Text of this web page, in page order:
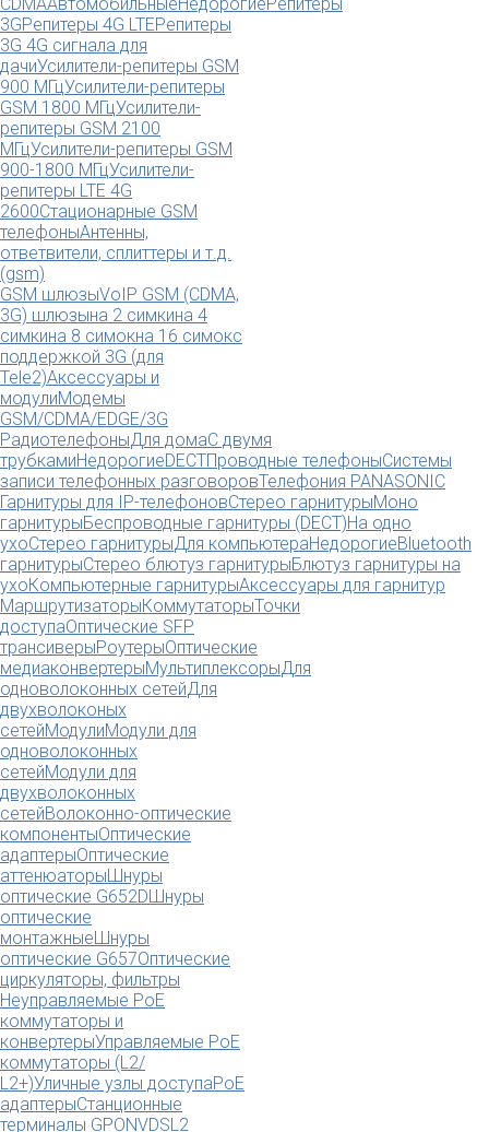
3GРепитеры 4G LTEРепитеры
3G 4G сигнала для
дачиУсилители-репитеры GSM
900 МГцУсилители-репитеры
GSM 1800 МГцУсилители-
репитеры GSM 2100
МГцУсилители-репитеры GSM
900-1800 МГцУсилители-
репитеры LTE 4G
2600Стационарные GSM
телефоныАнтенны,
ответвители, сплиттеры и т.д.
(gsm)
GSM шлюзыVoIP GSM (CDMA,
3G) шлюзына 2 симкина 4
симкина 8 симокна 16 симокс
поддержкой 3G (для
Tele2)Аксессуары и
модулиМодемы
GSM/CDMA/EDGE/3G
РадиотелефоныДля домаС двумя
трубкамиНедорогиеDECTПроводные телефоныСистемы
записи телефонных разговоровТелефония PANASONIC
Гарнитуры для IP-телефоновСтерео гарнитурыМоно
гарнитурыБеспроводные гарнитуры (DECT)На одно
ухоСтерео гарнитурыДля компьютераНедорогиеBluetooth
гарнитурыСтерео блютуз гарнитурыБлютуз гарнитуры на
ухоКомпьютерные гарнитурыАксессуары для гарнитур
МаршрутизаторыКоммутаторыТочки
доступаОптические SFP
трансиверыРоутерыОптические
медиаконвертерыМультиплексорыДля
одноволоконных сетейДля
двухволоконых
сетейМодулиМодули для
одноволоконных
сетейМодули для
двухволоконных
сетейВолоконно-оптические
компонентыОптические
адаптерыОптические
аттенюаторыШнуры
оптические G652DШнуры
оптические
монтажныеШнуры
оптические G657Оптические
циркуляторы, фильтры
Неуправляемые PoE
коммутаторы и
конвертерыУправляемые PoE
коммутаторы (L2/
L2+)Уличные узлы доступаPoE
адаптерыСтанционные
терминалы GPONVDSL2